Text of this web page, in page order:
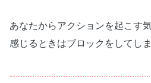
あなたからアクションを起こす
感じるときはブロックをしてし